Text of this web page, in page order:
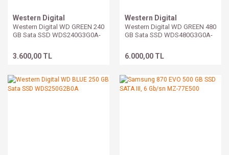
Western Digital
Western Digital WD GREEN 240
GB Sata SSD WDS240G3G0A-
3.600,00 TL
Western Digital
Western Digital WD GREEN 480
GB Sata SSD WDS480G3G0A-
6.000,00 TL